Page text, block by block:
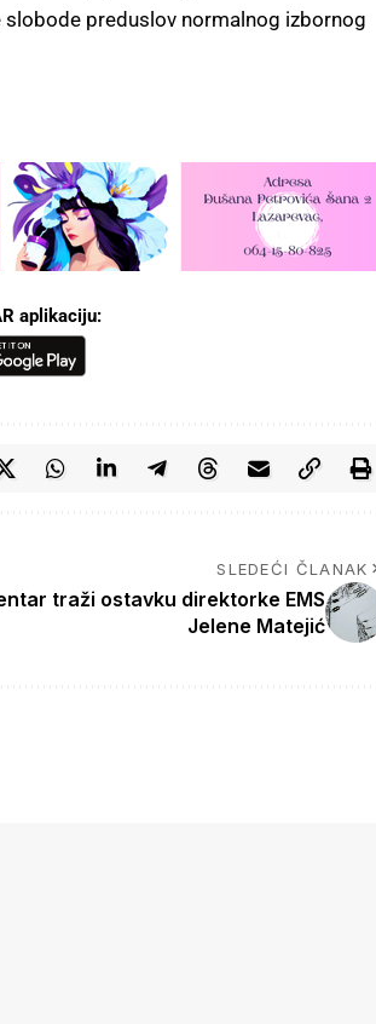
preduslov normalnog izbornog
aplikaciju:
SLEDEĆI ČLANAK
traži ostavku direktorke EMS
Jelene Matejić